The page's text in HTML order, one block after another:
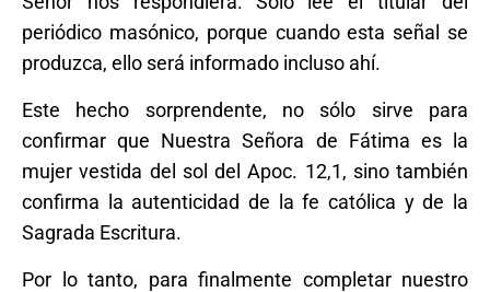
periódico masónico, porque cuando esta señal se
produzca, ello será informado incluso ahí.
Este hecho sorprendente, no sólo sirve para
confirmar que Nuestra Señora de Fátima es la
mujer vestida del sol del Apoc. 12,1, sino también
confirma la autenticidad de la fe católica y de la
Sagrada Escritura.
Por lo tanto, para finalmente completar nuestro